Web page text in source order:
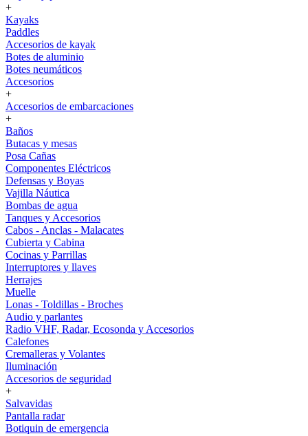
+
Kayaks
Paddles
Accesorios de kayak
Botes de aluminio
Botes neumáticos
Accesorios
+
Accesorios de embarcaciones
+
Baños
Butacas y mesas
Posa Cañas
Componentes Eléctricos
Defensas y Boyas
Vajilla Náutica
Bombas de agua
Tanques y Accesorios
Cabos - Anclas - Malacates
Cubierta y Cabina
Cocinas y Parrillas
Interruptores y llaves
Herrajes
Muelle
Lonas - Toldillas - Broches
Audio y parlantes
Radio VHF, Radar, Ecosonda y Accesorios
Calefones
Cremalleras y Volantes
Iluminación
Accesorios de seguridad
+
Salvavidas
Pantalla radar
Botiquin de emergencia